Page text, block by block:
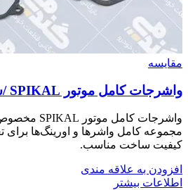
مقایسه
واشرجات كامل موتور SPIKAL /سمند EF7
مجموعه کامل واشرها و اورینگ‌ها برای
کیفیت ساخت مناسب.
افزودن به علاقه مندی
اطلاعات بیشتر